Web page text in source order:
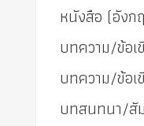
หนังสือ (อังก
บทความ/ข้อเ
บทความ/ข้อ
บทสนทนา/